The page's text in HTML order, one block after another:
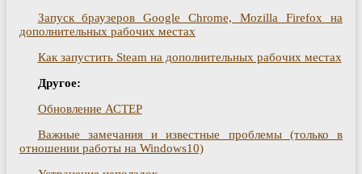
Запуск браузеров Google Chrome, Mozilla Firefox на
дополнительных рабочих местах
Как запустить Steam на дополнительных рабочих местах
Другое:
Обновление АСТЕР
Важные замечания и известные проблемы (только в
отношении работы на Windows10)